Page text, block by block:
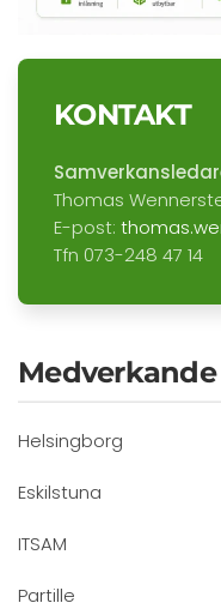
KONTAKT
Thomas
E-post:
Tfn 073-248 47 14
Helsingborg
Eskilstuna
ITSAM
Partille